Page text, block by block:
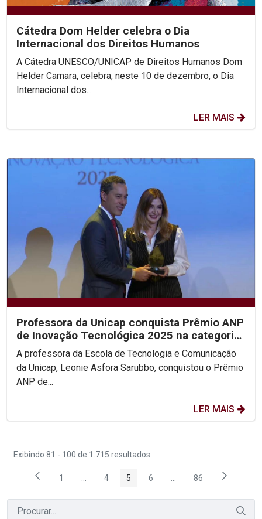
Cátedra Dom Helder celebra o Dia
Internacional dos Direitos Humanos
A Cátedra UNESCO/UNICAP de Direitos Humanos Dom
Helder Camara, celebra, neste 10 de dezembro, o Dia
Internacional dos...
LER MAIS
Professora da Unicap conquista Prêmio ANP
de Inovação Tecnológica 2025 na categoria
Personalidade...
A professora da Escola de Tecnologia e Comunicação
da Unicap, Leonie Asfora Sarubbo, conquistou o Prêmio
ANP de...
LER MAIS
Exibindo 81 - 100 de 1.715 resultados.
Página
1 ...Páginas intermediárias Usar ABA para navegar.
Página
4 Página
5 Página
6 ...Páginas intermediárias
Página
86